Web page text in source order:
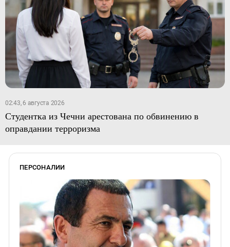
02:43, 6 августа 2026
Студентка из Чечни арестована по обвинению в
оправдании терроризма
ПЕРСОНАЛИИ